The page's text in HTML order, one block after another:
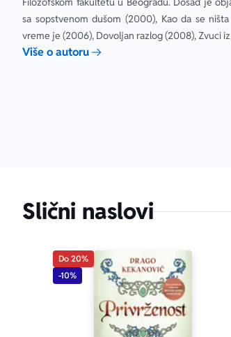
sa sopstvenom dušom (2000), Kao da se
vreme je (2006), Dovoljan razlog (2008), Zvuci
Više o autoru
Slični naslovi
Do 20%
-10%